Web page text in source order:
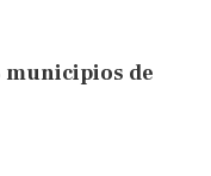
municipios de